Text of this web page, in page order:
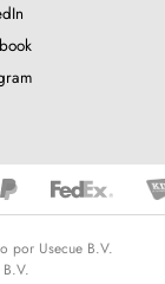
por Usecue B.V.